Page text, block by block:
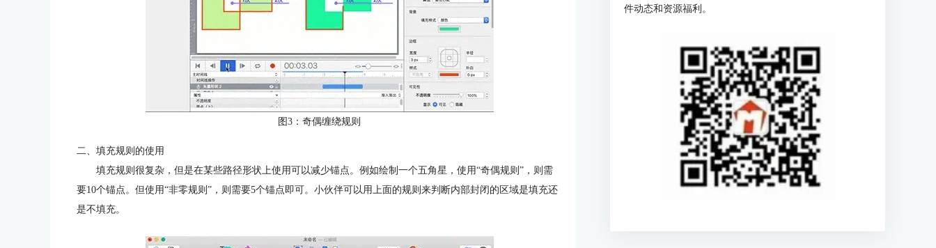
图3：奇偶缠绕规则
二、填充规则的使用
填充规则很复杂，但是在某些路径形状上使用可以减少锚点。例如绘制一个五角星，使用“奇偶规则”，则需
要10个锚点。但使用“非零规则”，则需要5个锚点即可。小伙伴可以用上面的规则来判断内部封闭的区域是填充还
是不填充。
件动态和资源福利。